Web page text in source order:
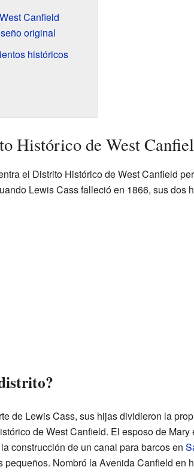
Canfield
original
históricos
Histórico de West
el Distrito Histórico de West Canfield
Lewis Cass falleció en 1866, sus dos
de Lewis Cass, sus hijas dividieron la
de West Canfield. El esposo de
construcción de un canal para barcos en
pequeños. Nombró la Avenida Canfield en